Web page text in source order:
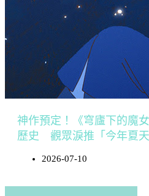
神作預定！《穹廬下的魔
歷史 觀眾淚推「今年夏天
2026-07-10